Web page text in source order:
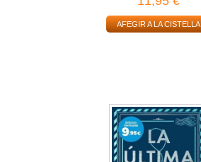
AFEGIR A LA CISTELLA